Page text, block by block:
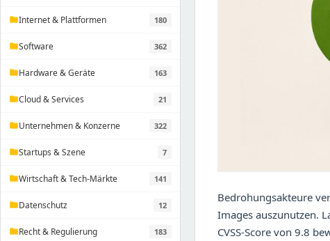
folderInternet & Plattformen 180
folderSoftware 362
folderHardware & Geräte 163
folderCloud & Services 21
folderUnternehmen & Konzerne 322
folderStartups & Szene 7
folderWirtschaft & Tech-Märkte 141
folderDatenschutz 12
folderRecht & Regulierung 183
Bedrohungsakteure
Images auszunutzen.
CVSS-Score von 9.8